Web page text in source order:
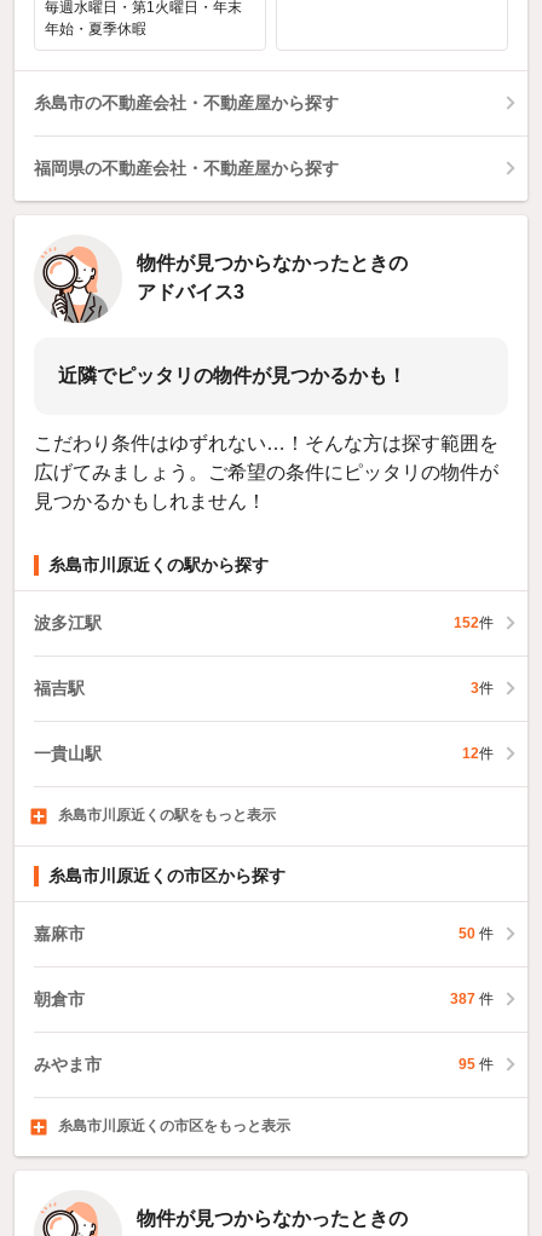
毎週水曜日・第1火曜日・年末
年始・夏季休暇
糸島市の不動産会社・不動産屋から探す
福岡県の不動産会社・不動産屋から探す
物件が見つからなかったときの
アドバイス3
近隣でピッタリの物件が見つかるかも！
こだわり条件はゆずれない…！そんな方は探す範囲を
広げてみましょう。ご希望の条件にピッタリの物件が
見つかるかもしれません！
糸島市川原近くの駅から探す
波多江駅 152件
福吉駅 3件
一貴山駅 12件
鹿家駅3件
筑前前原駅156件
美咲が丘駅99件
糸島市川原近くの駅をもっと表示
糸島市川原近くの市区から探す
嘉麻市 50 件
朝倉市 387 件
みやま市 95 件
那珂川市182件
糟屋郡宇美町88 件
糟屋郡篠栗町71 件
糸島市川原近くの市区をもっと表示
物件が見つからなかったときの